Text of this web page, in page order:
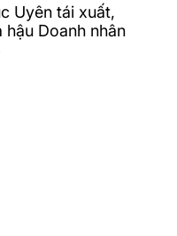
Uyên tái xuất,
Doanh nhân